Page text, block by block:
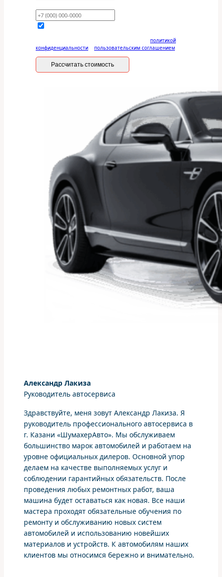
политикой
конфиденциальности
пользовательским соглашением
Рассчитать стоимость
Александр Лакиза
Руководитель автосервиса
Здравствуйте, меня зовут Александр Лакиза. Я
руководитель профессионального автосервиса в
г. Казани «ШумахерАвто». Мы обслуживаем
большинство марок автомобилей и работаем на
уровне официальных дилеров. Основной упор
делаем на качестве выполняемых услуг и
соблюдении гарантийных обязательств. После
проведения любых ремонтных работ, ваша
машина будет оставаться как новая. Все наши
мастера проходят обязательные обучения по
ремонту и обслуживанию новых систем
автомобилей и использованию новейших
материалов и устройств. К автомобилям наших
клиентов мы относимся бережно и внимательно.